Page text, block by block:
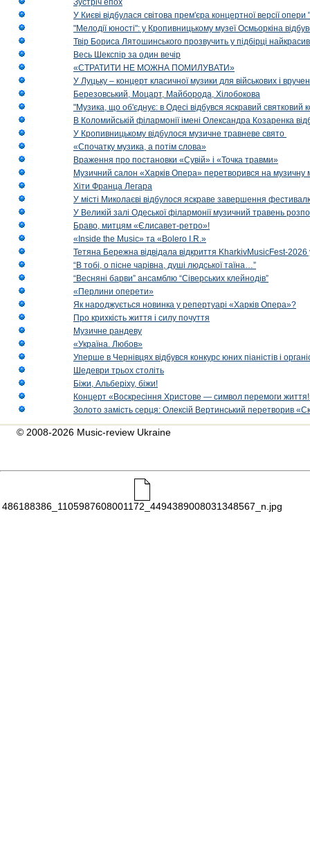
Зустріч епох
У Києві відбулася світова прем'єра концертної версії
"Мелодії юності": у Кропивницькому музеї Осмьоркіна
Твір Бориса Лятошинського прозвучить у підбірці
Весь Шекспір за один вечір
«СТРАТИТИ НЕ МОЖНА ПОМИЛУВАТИ»
У Луцьку – концерт класичної музики для військових і
Березовський, Моцарт, Майборода, Хілобокова
"Музика, що об'єднує: в Одесі відбувся яскравий
В Коломийській філармонії імені Олександра Козаренка
У Кропивницькому відбулося музичне травневе свято
«Спочатку музика, а потім слова»
Враження про постановки «Сувій» і «Точка травми»
Музичний салон «Харків Опера» перетворився на музичну
Хіти Франца Легара
У місті Миколаєві відбулося яскраве завершення
У Великій залі Одеської філармонії музичний травень
Браво, митцям «Єлисавет-ретро»!
«Inside the Music» та «Bolero I.R.»
Тетяна Бережна відвідала відкриття KharkivMusicFest-2026
“В тобі, о пісне чарівна, душі людської таїна…”
“Весняні барви” ансамблю “Сіверських клейнодів”
«Перлини оперети»
Як народжується новинка у репертуарі «Харків Опера»?
Про крихкість життя і силу почуття
Музичне рандеву
«Україна. Любов»
Уперше в Чернівцях відбувся конкурс юних піаністів і
Шедеври трьох століть
Біжи, Альберіху, біжи!
Концерт «Воскресіння Христове — символ перемоги
Золото замість серця: Олексій Вертинський перетворив
© 2008-2026 Music-review Ukraine
486188386_1105987608001172_4494389008031348567_n.jpg